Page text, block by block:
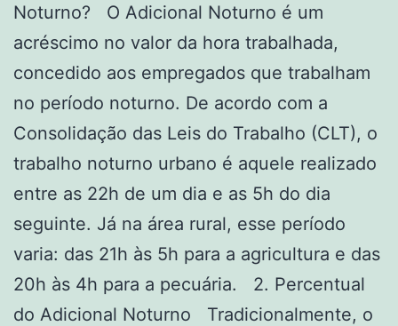
Noturno? O Adicional Noturno é um
acréscimo no valor da hora trabalhada,
concedido aos empregados que trabalham
no período noturno. De acordo com a
Consolidação das Leis do Trabalho (CLT), o
trabalho noturno urbano é aquele realizado
entre as 22h de um dia e as 5h do dia
seguinte. Já na área rural, esse período
varia: das 21h às 5h para a agricultura e das
20h às 4h para a pecuária. 2. Percentual
do Adicional Noturno Tradicionalmente, o